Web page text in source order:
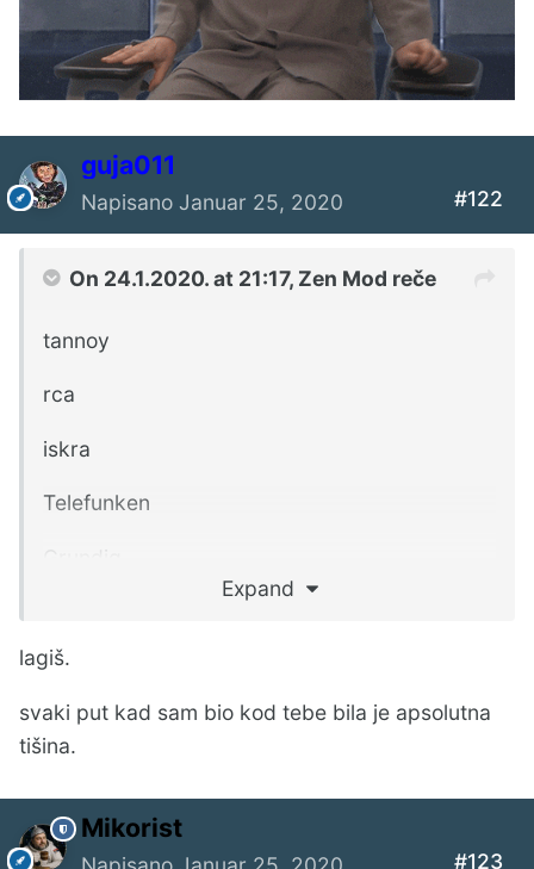
guja011
Napisano Januar 25, 2020 #122
On 24.1.2020. at 21:17, Zen Mod reče
tannoy
rca
iskra
Telefunken
Altec
Sonido
Panasonic
Expand
lagiš.
svaki put kad sam bio kod tebe bila je apsolutna
tišina.
Mikorist
#123